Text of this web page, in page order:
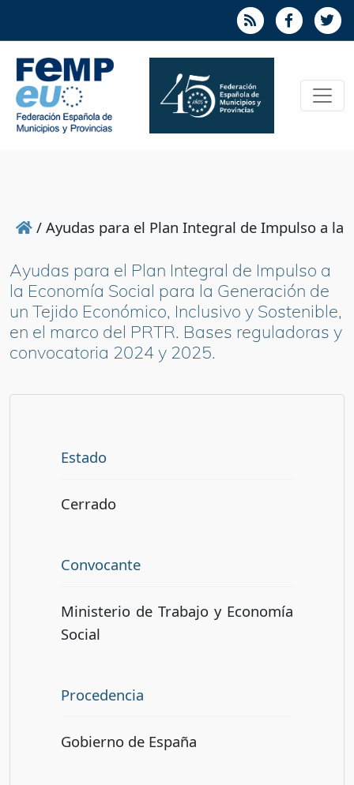
/ Ayudas para el Plan Integral de Impulso a la
Ayudas para el Plan Integral de Impulso a
la Economía Social para la Generación de
un Tejido Económico, Inclusivo y Sostenible,
en el marco del PRTR. Bases reguladoras y
convocatoria 2024 y 2025.
Estado
Cerrado
Convocante
Ministerio de Trabajo y Economía
Social
Procedencia
Gobierno de España